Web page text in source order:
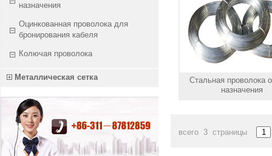
назначения
Оцинкованная проволока для
бронирования кабеля
Колючая проволока
Металлическая сетка
Стальная проволока
назначения
всего 3 страницы